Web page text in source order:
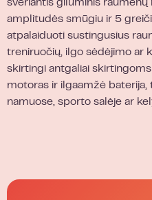
sveriantis giluminis
amplitudės smūgiu ir 5
atpalaiduoti sustingusius
treniruočių, ilgo sėdėjimo ar
skirtingi antgaliai
motoras ir ilgaamžė baterija,
namuose, sporto salėje ar